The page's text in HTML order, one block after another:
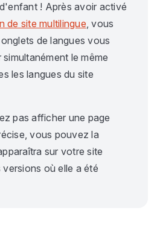
! Après avoir activé
de site multilingue, vous
de langues vous
le même
les langues du site
pas afficher une page
vous pouvez la
sur votre site
où elle a été